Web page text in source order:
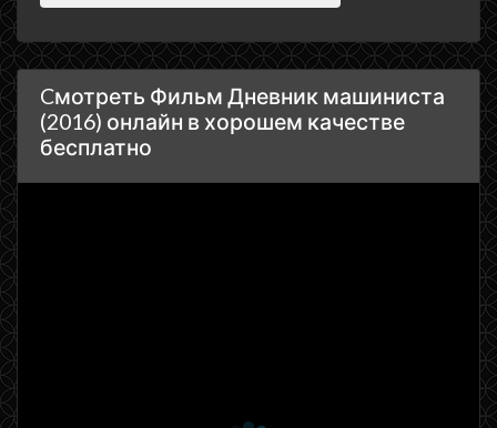
Cмотреть Фильм Дневник машиниста
(2016) онлайн в хорошем качестве
бесплатно